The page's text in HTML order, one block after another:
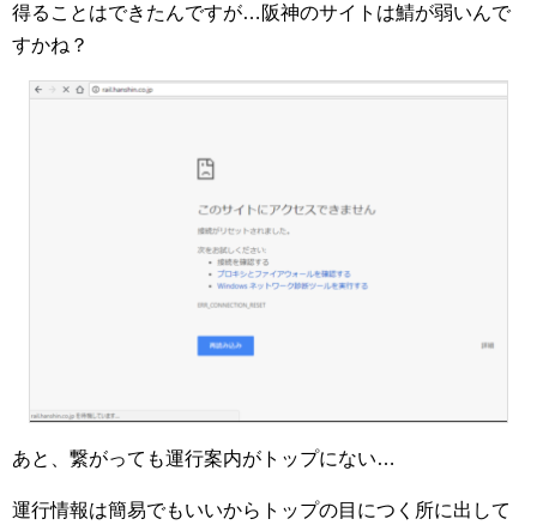
得ることはできたんですが…阪神のサイトは鯖が弱いんで
すかね？
あと、繋がっても運行案内がトップにない…
運行情報は簡易でもいいからトップの目につく所に出して